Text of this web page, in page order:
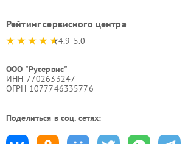
Рейтинг сервисного центра
4.9-5.0
ООО "Русервис"
ИНН 7702633247
ОГРН 1077746335776
Поделиться в соц. сетях: